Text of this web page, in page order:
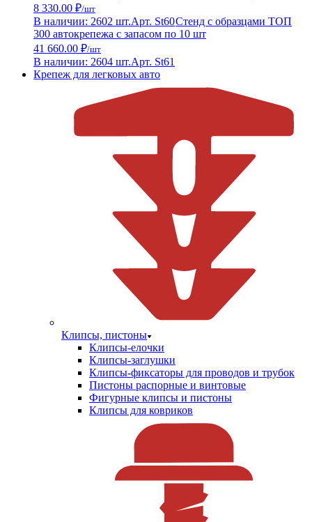
8 330.00 ₽/шт
В наличии: 2602 шт.Арт. St60Стенд с образцами ТОП
300 автокрепежа с запасом по 10 шт
41 660.00 ₽/шт
В наличии: 2604 шт.Арт. St61
Крепеж для легковых авто
Клипсы, пистоны
Клипсы-елочки
Клипсы-заглушки
Клипсы-фиксаторы для проводов и трубок
Пистоны распорные и винтовые
Фигурные клипсы и пистоны
Клипсы для ковриков